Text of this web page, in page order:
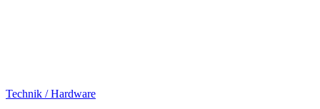
Technik / Hardware